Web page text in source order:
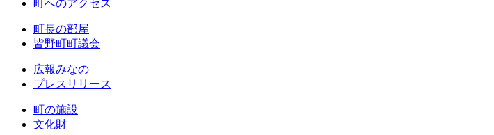
町へのアクセス
町長の部屋
皆野町町議会
広報みなの
プレスリリース
町の施設
文化財